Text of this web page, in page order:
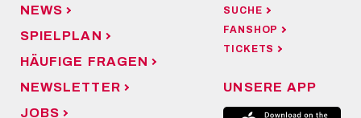
NEWS
SPIELPLAN
HÄUFIGE FRAGEN
NEWSLETTER
JOBS
SUCHE
FANSHOP
TICKETS
UNSERE APP